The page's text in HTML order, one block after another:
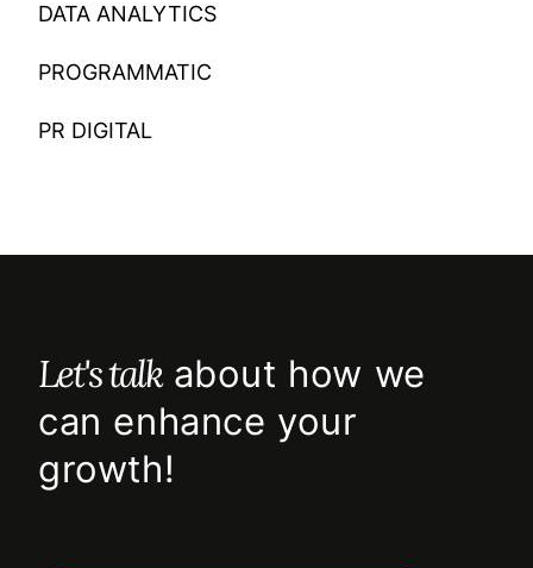
DATA ANALYTICS
PROGRAMMATIC
PR DIGITAL
Let's talkabout how we
can enhance your
growth!